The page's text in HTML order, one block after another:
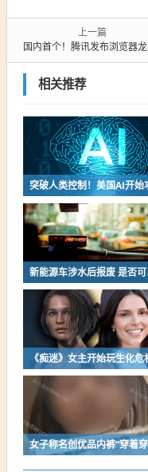
上一篇
国内首个！腾讯发布浏览器龙虾QBotClaw：支持购物比价、自动发帖
相关推荐